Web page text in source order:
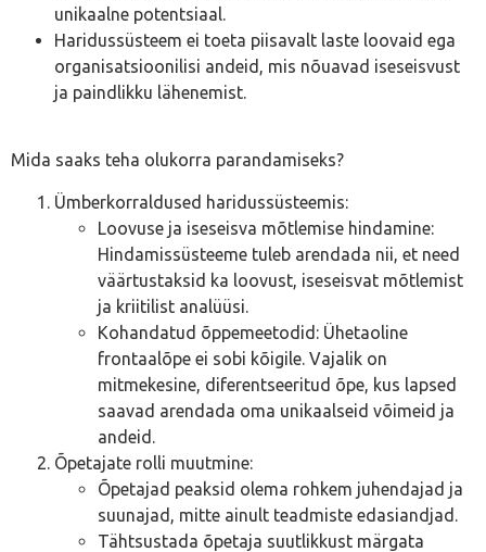
unikaalne potentsiaal.
Haridussüsteem ei toeta piisavalt laste loovaid ega
organisatsioonilisi andeid, mis nõuavad iseseisvust
ja paindlikku lähenemist.
Mida saaks teha olukorra parandamiseks?
Ümberkorraldused haridussüsteemis:
Loovuse ja iseseisva mõtlemise hindamine:
Hindamissüsteeme tuleb arendada nii, et need
väärtustaksid ka loovust, iseseisvat mõtlemist
ja kriitilist analüüsi.
Kohandatud õppemeetodid: Ühetaoline
frontaalõpe ei sobi kõigile. Vajalik on
mitmekesine, diferentseeritud õpe, kus lapsed
saavad arendada oma unikaalseid võimeid ja
andeid.
Õpetajate rolli muutmine:
Õpetajad peaksid olema rohkem juhendajad ja
suunajad, mitte ainult teadmiste edasiandjad.
Tähtsustada õpetaja suutlikkust märgata